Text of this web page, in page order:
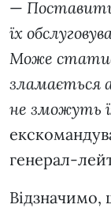
—
їх
Може
зламається
не зможуть
генерал-
Відзначимо,